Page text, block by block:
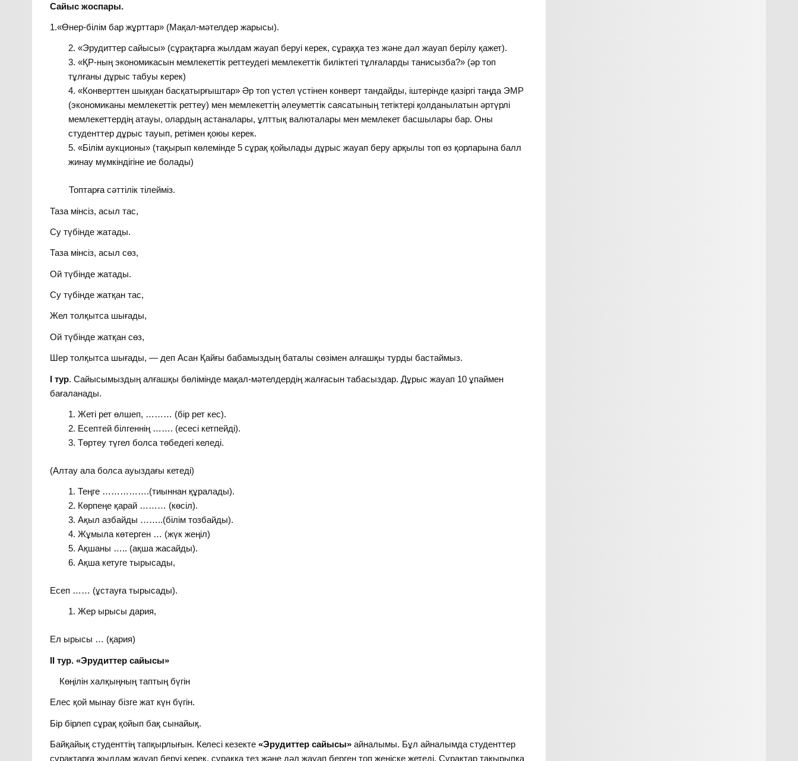
Сайыс жоспары.
1.«Өнер-білім бар жұрттар» (Мақал-мәтелдер жарысы).
«Эрудиттер сайысы» (сұрақтарға жылдам жауап беруі керек, сұраққа тез және дәл жауап берілу қажет).
«ҚР-ның экономикасын мемлекеттік реттеудегі мемлекеттік биліктегі тұлғаларды танисызба?» (әр топ
тұлғаны дұрыс табуы керек)
«Конверттен шыққан басқатырғыштар» Әр топ үстел үстінен конверт тандайды, іштерінде қазіргі таңда ЭМР
(экономиканы мемлекеттік реттеу) мен мемлекеттің әлеуметтік саясатының тетіктері қолданылатын әртүрлі
мемлекеттердің атауы, олардың астаналары, ұлттық валюталары мен мемлекет басшылары бар. Оны
студенттер дұрыс тауып, ретімен қоюы керек.
«Білім аукционы» (тақырып көлемінде 5 сұрақ қойылады дұрыс жауап беру арқылы топ өз қорларына балл
жинау мүмкіндігіне ие болады)
Топтарға сәттілік тілейміз.
Таза мінсіз, асыл тас,
Су түбінде жатады.
Таза мінсіз, асыл сөз,
Ой түбінде жатады.
Су түбінде жатқан тас,
Жел толқытса шығады,
Ой түбінде жатқан сөз,
Шер толқытса шығады, — деп Асан Қайғы бабамыздың баталы сөзімен алғашқы турды бастаймыз.
І тур. Сайысымыздың алғашқы бөлімінде мақал-мәтелдердің жалғасын табасыздар. Дұрыс жауап 10 ұпаймен
бағаланады.
Жеті рет өлшеп, ……… (бір рет кес).
Есептей білгеннің ……. (есесі кетпейді).
Төртеу түгел болса төбедегі келеді.
(Алтау ала болса ауыздағы кетеді)
Теңге …………….(тиыннан құралады).
Көрпеңе қарай ……… (көсіл).
Ақыл азбайды ……..(білім тозбайды).
Жұмыла көтерген … (жүк жеңіл)
Ақшаны ….. (ақша жасайды).
Ақша кетуге тырысады,
Есеп …… (ұстауға тырысады).
Жер ырысы дария,
Ел ырысы … (қария)
ІІ тур. «Эрудиттер сайысы»
Көңілін халқыңның таптың бүгін
Елес қой мынау бізге жат күн бүгін.
Бір бірлеп сұрақ қойып бақ сынайық.
Байқайық студенттің тапқырлығын. Келесі кезекте«Эрудиттер сайысы» айналымы. Бұл айналымда студенттер
сұрақтарға жылдам жауап беруі керек, сұраққа тез және дәл жауап берген топ жеңіске жетеді. Сұрақтар тақырыпқа